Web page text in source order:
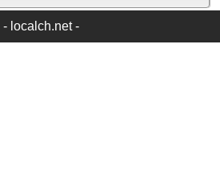
- localch.net-